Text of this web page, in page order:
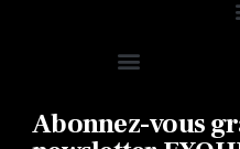
Abonnez-vous